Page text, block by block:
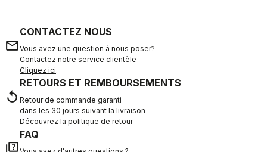
email
CONTACTEZ NOUS
Vous avez une question à nous poser?
Contactez notre service clientèle
Cliquez ici.
replay
RETOURS ET REMBOURSEMENTS
Retour de commande garanti
dans les 30 jours suivant la livraison
Découvrez la politique de retour
quiz
FAQ